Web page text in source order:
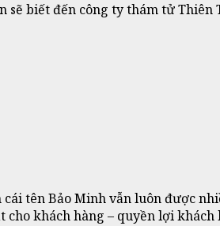
sẽ biết đến công ty thám tử
tên Bảo Minh vẫn luôn được
khách hàng – quyền lợi